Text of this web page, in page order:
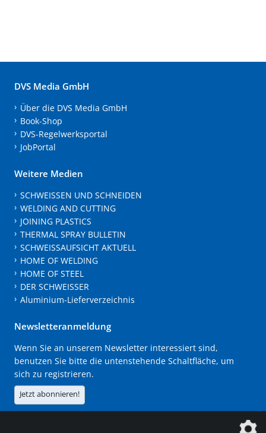
DVS Media GmbH
Über die DVS Media GmbH
Book-Shop
DVS-Regelwerksportal
JobPortal
Weitere Medien
SCHWEISSEN UND SCHNEIDEN
WELDING AND CUTTING
JOINING PLASTICS
THERMAL SPRAY BULLETIN
SCHWEISSAUFSICHT AKTUELL
HOME OF WELDING
HOME OF STEEL
DER SCHWEISSER
Aluminium-Lieferverzeichnis
Newsletteranmeldung
Wenn Sie an unserem Newsletter interessiert sind,
benutzen Sie bitte die untenstehende Schaltfläche, um
sich zu registrieren.
Jetzt abonnieren!